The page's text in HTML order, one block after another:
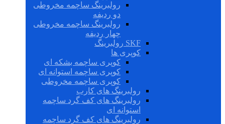
رولبرینگ ساچمه مخروطی
دو ردیفه
رولبرینگ ساچمه مخروطی
چهار ردیفه
SKF رولبرینگ
کوپری ها
کوپری ساچمه بشکه ای
کوپری ساچمه استوانه ای
کوپری ساچمه مخروطی
رولبرینگ های کارب
رولبرینگ های کف گرد ساچمه
استوانه ای
رولبرینگ های کف گرد ساچمه